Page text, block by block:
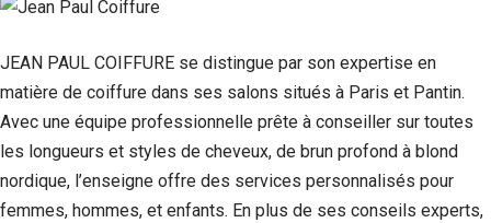
JEAN PAUL COIFFURE se distingue par son expertise en
matière de coiffure dans ses salons situés à Paris et Pantin.
Avec une équipe professionnelle prête à conseiller sur toutes
les longueurs et styles de cheveux, de brun profond à blond
nordique, l’enseigne offre des services personnalisés pour
femmes, hommes, et enfants. En plus de ses conseils experts,